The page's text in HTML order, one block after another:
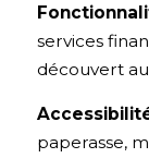
services
découvert
paperasse,